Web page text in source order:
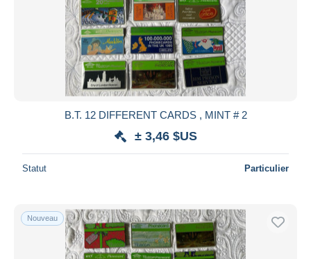
Appliquer
B.T. 12 DIFFERENT CARDS , MINT # 2
± 3,46 $US
Statut Particulier
Nouveau